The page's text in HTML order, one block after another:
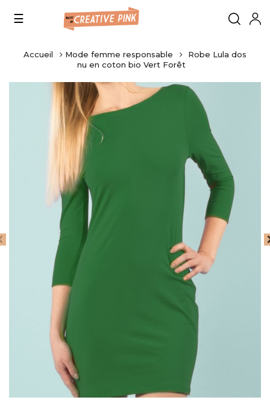
Basculer
☰
Accueil Mode femme responsable
Robe Lula dos
nu en coton bio Vert Forêt